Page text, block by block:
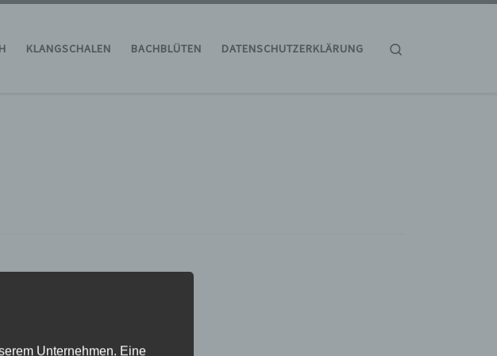
KLANGSCHALEN BACHBLÜTEN DATENSCHUTZERKLÄRUNG
Unternehmen. Eine